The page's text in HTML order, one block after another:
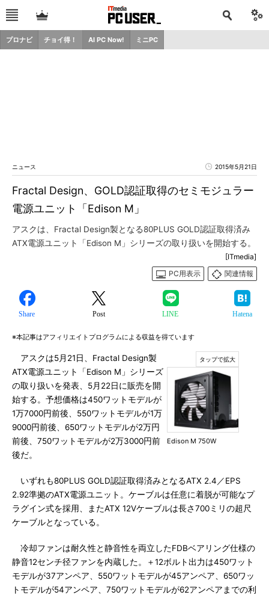
プロナビ チョイ得！ AI PC Now! ミニPC
ニュース 2015年5月21日
Fractal Design、GOLD認証取得のセミモジュラー
電源ユニット「Edison M」
アスクは、Fractal Design製となる80PLUS GOLD認証取得済み
ATX電源ユニット「Edison M」シリーズの取り扱いを開始する。
[ITmedia]
PC用表示
関連情報
Share Post LINE Hatena
※本記事はアフィリエイトプログラムによる収益を得ています
Edison M 750W
アスクは5月21日、Fractal Design製
ATX電源ユニット「Edison M」シリーズ
の取り扱いを発表、5月22日に販売を開
始する。予想価格は450ワットモデルが
1万7000円前後、550ワットモデルが1万
9000円前後、650ワットモデルが2万円
前後、750ワットモデルが2万3000円前
後だ。
いずれも80PLUS GOLD認証取得済みとなるATX 2.4／EPS
2.92準拠のATX電源ユニット。ケーブルは任意に着脱が可能なプ
ラグイン式を採用、またATX 12Vケーブルは長さ700ミリの超尺
ケーブルとなっている。
冷却ファンは耐久性と静音性を両立したFDBベアリング仕様の
静音12センチ径ファンを内蔵した。＋12ボルト出力は450ワット
モデルが37アンペア、550ワットモデルが45アンペア、650ワッ
トモデルが54アンペア、750ワットモデルが62アンペアまでの利